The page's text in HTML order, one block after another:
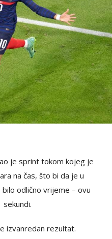
je sprint tokom kojeg je
na čas, što bi da je u
odlično vrijeme – ovu
sekundi.
izvanredan rezultat.